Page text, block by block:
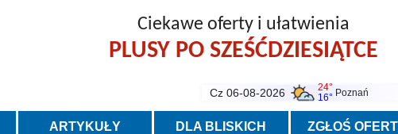
Ciekawe oferty i ułatwienia
PLUSY PO SZEŚĆDZIESIĄTCE
Cz 06-08-2026
24°
16° Poznań
ARTYKUŁY DLA BLISKICH ZGŁOŚ